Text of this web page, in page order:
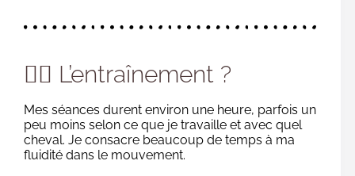
🏋️‍♂️ L’entraînement ?
Mes séances durent environ une heure, parfois un
peu moins selon ce que je travaille et avec quel
cheval. Je consacre beaucoup de temps à ma
fluidité dans le mouvement.